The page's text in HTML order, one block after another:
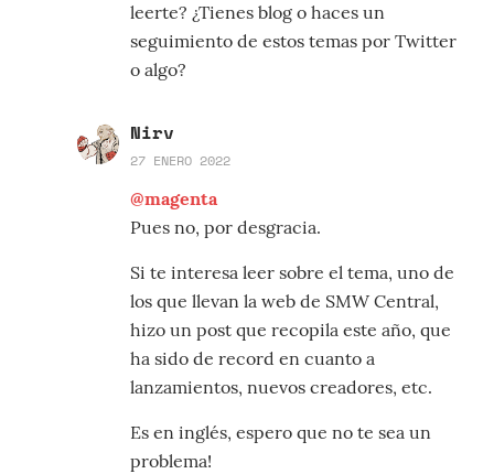
leerte? ¿Tienes blog o haces un
seguimiento de estos temas por Twitter
o algo?
Nirv
27 ENERO 2022
@magenta
Pues no, por desgracia.
Si te interesa leer sobre el tema, uno de
los que llevan la web de SMW Central,
hizo un post que recopila este año, que
ha sido de record en cuanto a
lanzamientos, nuevos creadores, etc.
Es en inglés, espero que no te sea un
problema!